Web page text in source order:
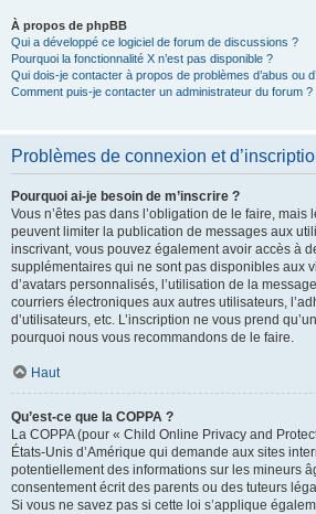
À propos de phpBB
Qui a développé ce logiciel de forum de discussions ?
Pourquoi la fonctionnalité X n’est pas disponible ?
Qui dois-je contacter à propos de problèmes d’abus ou
Comment puis-je contacter un administrateur du forum ?
Problèmes de connexion et
Pourquoi ai-je besoin de m’inscrire ?
Vous n’êtes pas dans l’obligation de le faire,
peuvent limiter la publication de messages aux
inscrivant, vous pouvez également avoir accès à
supplémentaires qui ne sont pas disponibles aux
d’avatars personnalisés, l’utilisation de la
courriers électroniques aux autres utilisateurs,
d’utilisateurs, etc. L’inscription ne vous prend
pourquoi nous vous recommandons de le faire.
Haut
Qu’est-ce que la COPPA ?
La COPPA (pour « Child Online Privacy and
États-Unis d’Amérique qui demande aux sites
potentiellement des informations sur les mineurs
consentement écrit des parents ou des tuteurs
Si vous ne savez pas si cette loi s’applique